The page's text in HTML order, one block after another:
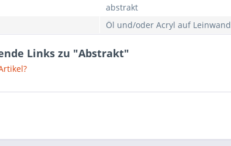
abstrakt
Öl und/oder Acryl auf Leinwand
Links zu "Abstrakt"